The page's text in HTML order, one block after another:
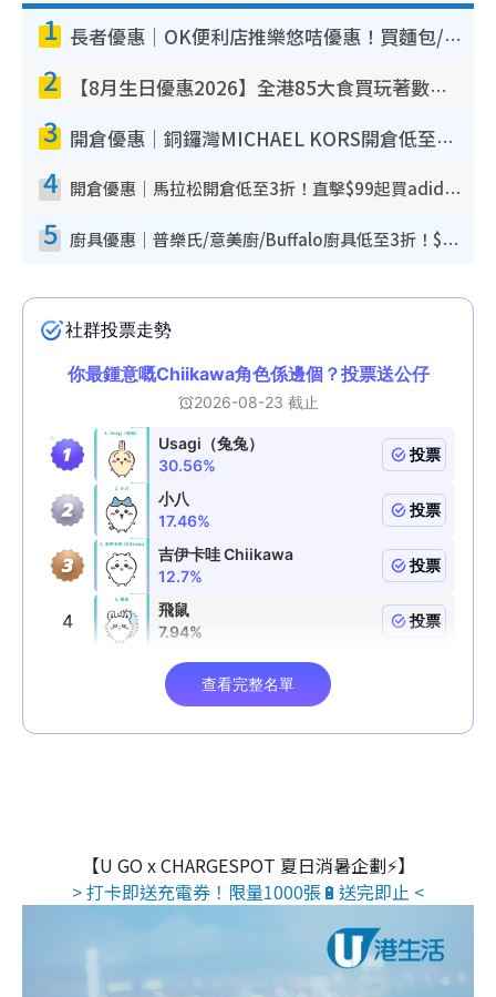
1 長者優惠｜OK便利店推樂悠咭優惠！買麵包/牛奶/保健品拍卡即減
2 【8月生日優惠2026】全港85大食買玩著數攻略 自助餐/火鍋放題同行免費＋誠品/DONKI送現金券
3 開倉優惠｜銅鑼灣MICHAEL KORS開倉低至17折！直擊$500起買手袋/銀包/鞋款 必買經典Jet Set系列
4 開倉優惠｜馬拉松開倉低至3折！直擊$99起買adidas／New Balance／Puma鞋款 STANLEY保溫杯劈價至$119起
5 廚具優惠｜普樂氏/意美廚/Buffalo廚具低至3折！$89起買煎鍋／炒鑊／個人鍋 同場小家電激減至$99起
【U GO x CHARGESPOT 夏日消暑企劃⚡】
> 打卡即送充電券！限量1000張🔋送完即止 <